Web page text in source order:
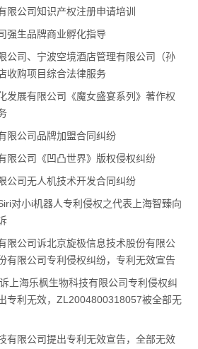
限公司知识产权注册申请培训
强生品牌商业孵化指导
公司、宁波空境酒店管理有限公司（孙
收购项目综合法律服务
发展有限公司《魔女盛宴系列》著作权
限公司品牌加盟合同纠纷
限公司《凹凸世界》版权侵权纠纷
公司无人机技术开发合同纠纷
对小i机器人专利侵权之代表上海智臻向
限公司诉北京旋极信息技术股份有限公
有限公司专利侵权纠纷，专利无效宣告
上海乐枫生物科技有限公司专利侵权纠
专利无效，ZL2004800318057被全部无
有限公司提出专利无效宣告，全部无效